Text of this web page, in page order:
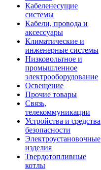
Кабеленесущие
системы
Кабели, провода и
аксессуары
Климатические и
инженерные системы
Низковольтное и
промышленное
электрооборудование
Освещение
Прочие товары
Связь,
телекоммуникации
Устройства и средства
безопасности
Электроустановочные
изделия
Твердотопливные
котлы